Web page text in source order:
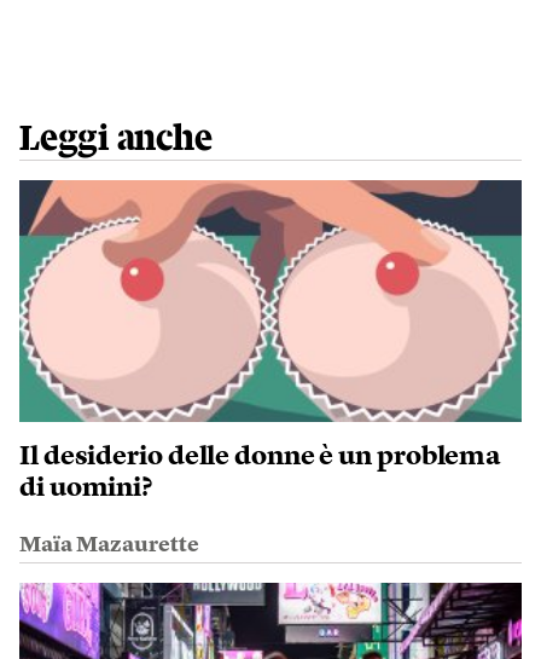
Leggi anche
Il desiderio delle donne è un problema
di uomini?
Maïa Mazaurette